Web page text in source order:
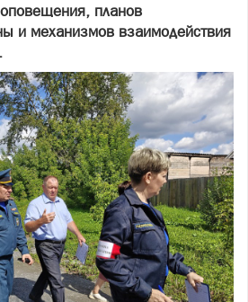
планов
и механизмов взаимодействия